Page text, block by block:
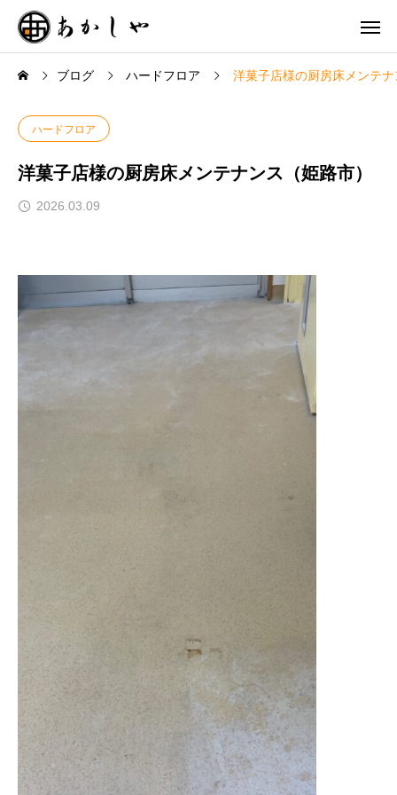
ブログ ハードフロア 洋菓子店様の厨房床メンテ
ハードフロア
洋菓子店様の厨房床メンテナンス（姫路市）
2026.03.09